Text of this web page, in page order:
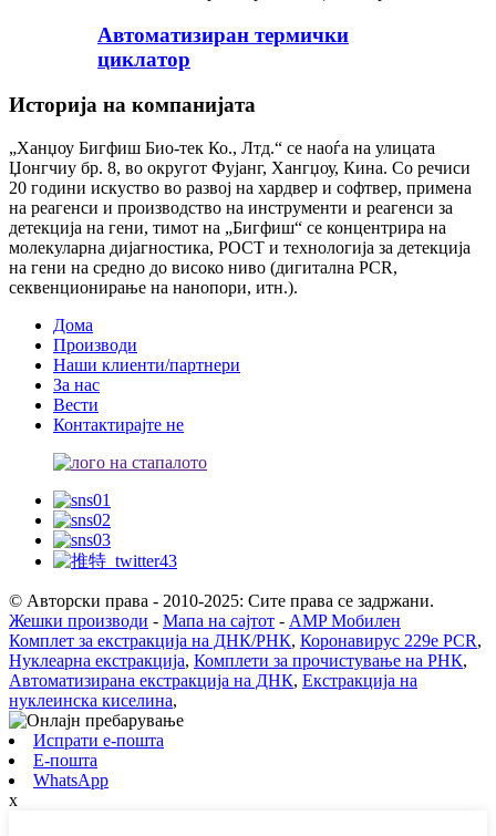
Автоматизиран термички
циклатор
Историја на компанијата
„Ханџоу Бигфиш Био-тек Ко., Лтд.“ се наоѓа на улицата
Џонгчиу бр. 8, во округот Фујанг, Хангџоу, Кина. Со речиси
20 години искуство во развој на хардвер и софтвер, примена
на реагенси и производство на инструменти и реагенси за
детекција на гени, тимот на „Бигфиш“ се концентрира на
молекуларна дијагностика, POCT и технологија за детекција
на гени на средно до високо ниво (дигитална PCR,
секвенционирање на нанопори, итн.).
Дома
Производи
Наши клиенти/партнери
За нас
Вести
Контактирајте не
© Авторски права - 2010-2025: Сите права се задржани.
Жешки производи - Мапа на сајтот - AMP Мобилен
Комплет за екстракција на ДНК/РНК, Коронавирус 229e PCR,
Нуклеарна екстракција, Комплети за прочистување на РНК,
Автоматизирана екстракција на ДНК, Екстракција на
нуклеинска киселина,
Испрати е-пошта
Е-пошта
WhatsApp
x